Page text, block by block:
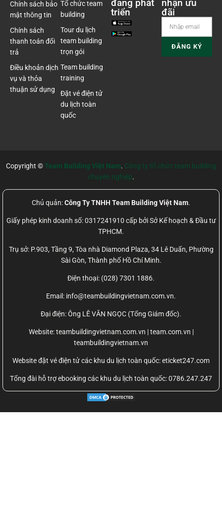
Chính sách bảo
mật thông tin
Chính sách
thanh toán đổi
trả
Điều khoản dịch
vụ và thỏa
thuận sử dụng
Tổ chức team
building
Tour du lịch
team building
trọn gói
Team building
training
Đặt vé điện tử
du lịch toàn
quốc
đang phát
triển
nhận ưu
đãi
Copyright ©Team Building Việt Nam. Công ty tổ chức team building
chuyên nghiệp.
Chủ quản:Công Ty TNHH Team Building Việt Nam.
Giấy phép kinh doanh số: 0317241910 cấp bởi Sở Kế hoạch & Đầu tư
TPHCM.
Trụ sở: P.903, Tầng 9, Tòa nhà Diamond Plaza, 34 Lê Duẩn, Phường
Sài Gòn, Thành phố Hồ Chí Minh.
Điện thoại: (028) 7301 1886.
Email: info@teambuildingvietnam.com.vn.
Đại điện: Ông LÊ VĂN NGỌC (Tổng Giám đốc).
Website:teambuildingvietnam.com.vn | team.com.vn |
teambuildingvietnam.vn
Website đặt vé điện tử các khu du lịch toàn quốc: eticket247.com
Tổng đài hỗ trợ ebooking các khu du lịch toàn quốc: 0786.247.247